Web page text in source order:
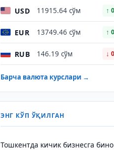
USD 11915.64 сўм ↑
EUR 13749.46 сўм ↑
RUB 146.19 сўм ↓
Барча валюта курслари →
ЭНГ КЎП ЎҚИЛГАН
Тошкентда кичик бизнесга